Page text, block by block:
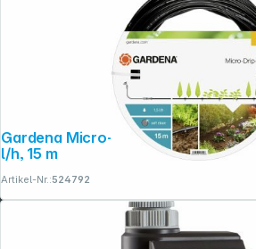
Gardena Micro-Drip-System Tropfr 4,6 mm (3/16), 1,5
l/h, 15 m
Artikel-Nr.:524792